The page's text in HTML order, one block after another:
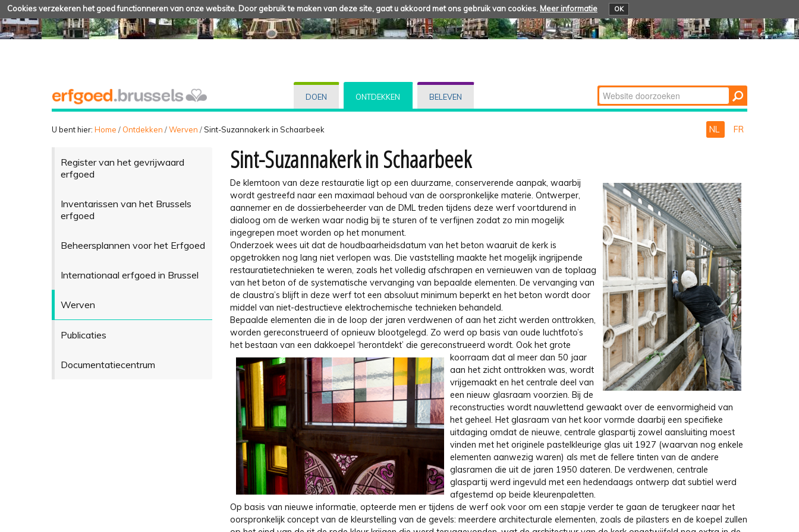
Cookies verzekeren het goed functionneren van onze website. Door gebruik te maken van deze site, gaat u akkoord met ons gebruik van cookies. Meer informatie OK
DOEN ONTDEKKEN BELEVEN Zoek
Geavanceerd
U bent hier: Home / Ontdekken /Werven /Sint-Suzannakerk in Schaarbeek NL FR
Register van het gevrijwaard
erfgoed
Inventarissen van het Brussels
erfgoed
Beheersplannen voor het Erfgoed
Internationaal erfgoed in Brussel
Werven
Publicaties
Documentatiecentrum
Sint-Suzannakerk in Schaarbeek
De klemtoon van deze restauratie ligt op een duurzame, conserverende aanpak, waarbij
wordt gestreefd naar een maximaal behoud van de oorspronkelijke materie. Ontwerper,
aannemer en de dossierbeheerder van de DML treden tijdens deze werf voortdurend in
dialoog om de werken waar nodig bij te sturen of te verfijnen zodat zo min mogelijk
ingegrepen moet worden op het monument.
Onderzoek wees uit dat de houdbaarheidsdatum van het beton waaruit de kerk is
opgetrokken nog lang niet verlopen was. Die vaststelling maakte het mogelijk ingrijpende
restauratietechnieken te weren, zoals het volledig afschrapen en vernieuwen van de toplaag
van het beton of de systematische vervanging van bepaalde elementen. De vervanging van
de claustra’s blijft in deze werf tot een absoluut minimum beperkt en het beton wordt door
middel van niet-destructieve elektrochemische technieken behandeld.
Bepaalde elementen die in de loop der jaren verdwenen of aan het zicht werden onttrokken,
worden gereconstrueerd of opnieuw blootgelegd. Zo werd op basis van oude luchtfoto’s
het bestaan van een dakkoepel ‘herontdekt’ die gereconstrueerd wordt. Ook het grote
koorraam dat al meer dan 50 jaar
aan het zicht onttrokken was, wordt
vrijgemaakt en het centrale deel van
een nieuw glasraam voorzien. Bij de
reconstructies wordt nauwlettend gewaakt over de eenvormigheid van
het geheel. Het glasraam van het koor vormde daarbij een specifieke
uitdaging omdat de nieuwe, centrale glaspartij zowel aansluiting moest
vinden met het originele pastelkleurige glas uit 1927 (waarvan nog enkele
elementen aanwezig waren) als met de fellere tinten van de andere
glasramen die uit de jaren 1950 dateren. De verdwenen, centrale
glaspartij werd ingevuld met een hedendaags ontwerp dat subtiel werd
afgestemd op beide kleurenpaletten.
Op basis van nieuwe informatie, opteerde men er tijdens de werf ook voor om een stapje verder te gaan de terugkeer naar het
oorspronkelijk concept van de kleurstelling van de gevels: meerdere architecturale elementen, zoals de pilasters en de koepel zullen